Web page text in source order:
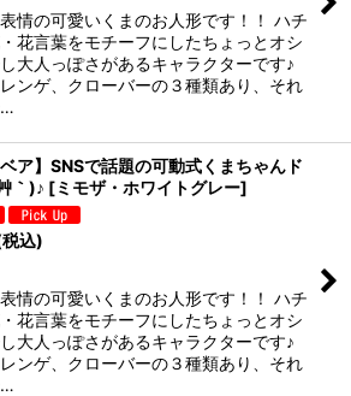
情の可愛いくまのお人形です！！ ハチ
花言葉をモチーフにしたちょっとオシ
大人っぽさがあるキャラクターです♪
ンゲ、クローバーの３種類あり、それ
…
ベア】SNSで話題の可動式くまちゃんド
｀)♪ [ミモザ・ホワイトグレー]
込)
情の可愛いくまのお人形です！！ ハチ
花言葉をモチーフにしたちょっとオシ
大人っぽさがあるキャラクターです♪
ンゲ、クローバーの３種類あり、それ
…